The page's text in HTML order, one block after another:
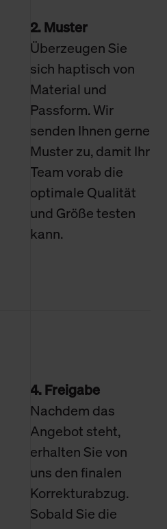
2. Muster
Überzeugen Sie
sich haptisch von
Material und
Passform. Wir
senden Ihnen gerne
Muster zu, damit Ihr
Team vorab die
optimale Qualität
und Größe testen
kann.
4. Freigabe
Nachdem das
Angebot steht,
erhalten Sie von
uns den finalen
Korrekturabzug.
Sobald Sie die